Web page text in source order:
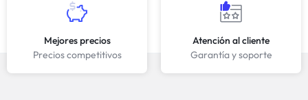
Mejores precios
Precios competitivos
Atención al cliente
Garantía y soporte